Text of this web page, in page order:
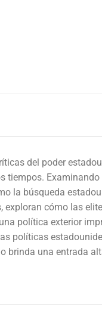
del poder
tiempos.
la búsqueda
exploran cómo las
política exterior
políticas
brinda una entrada